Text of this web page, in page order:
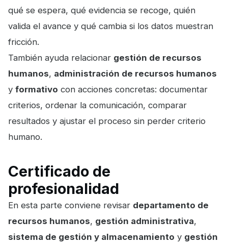
qué se espera, qué evidencia se recoge, quién
valida el avance y qué cambia si los datos muestran
fricción.
También ayuda relacionar gestión de recursos
humanos, administración de recursos humanos
y formativo con acciones concretas: documentar
criterios, ordenar la comunicación, comparar
resultados y ajustar el proceso sin perder criterio
humano.
Certificado de
profesionalidad
En esta parte conviene revisar departamento de
recursos humanos, gestión administrativa,
sistema de gestión y almacenamiento y gestión